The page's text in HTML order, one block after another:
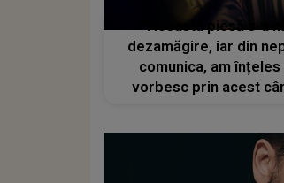
"Aceasta piesă s-a
dezamăgire, iar din
comunica, am
vorbesc prin acest